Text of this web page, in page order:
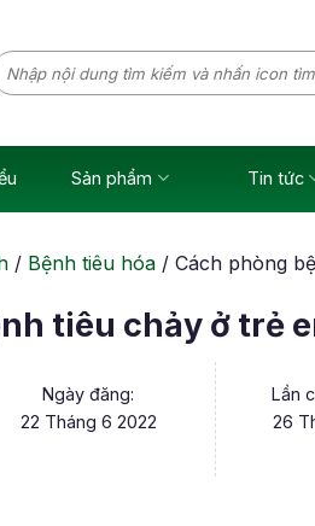
Sản phẩm Tin tức
/ Bệnh tiêu hóa/ Cách phòng
tiêu chảy ở trẻ
Ngày đăng:
22 Tháng 6 2022
Lần
26